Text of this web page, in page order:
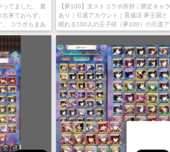
ってました。 最
来ておらず、
。 コラボもまあ
育ってます。画
プしきれてな
【夢100】文ストコラボ所持｜限定キャラ
あり｜引退アカウント｜育成済 夢王国と
眠れる100人の王子様（夢100）の引退ア
カウントです。 貯金のため出品いたしま